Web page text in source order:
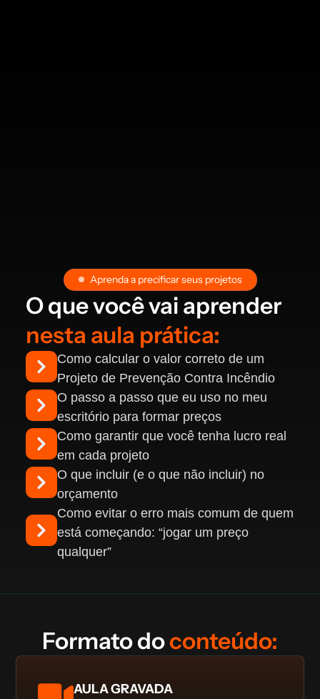
Aprenda a precificar seus projetos
O que você vai aprender
nesta aula prática:
Como calcular o valor correto de um
Projeto de Prevenção Contra Incêndio
O passo a passo que eu uso no meu
escritório para formar preços
Como garantir que você tenha lucro real
em cada projeto
O que incluir (e o que não incluir) no
orçamento
Como evitar o erro mais comum de quem
está começando: “jogar um preço
qualquer”
Formato doconteúdo:
AULA GRAVADA